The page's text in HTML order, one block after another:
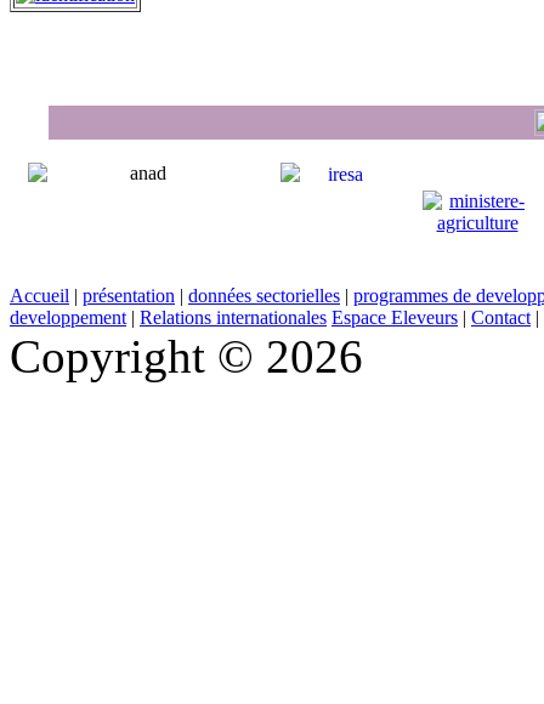
Accueil | présentation | données sectorielles | programmes de
developpement | Relations internationales Espace Eleveurs | Contact |
Copyright © 2026